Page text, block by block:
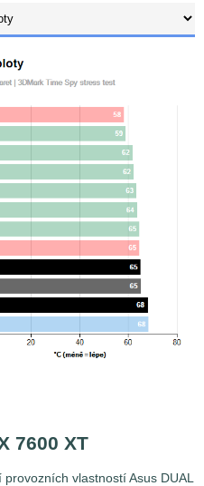
7600 XT
vlastností Asus DUAL